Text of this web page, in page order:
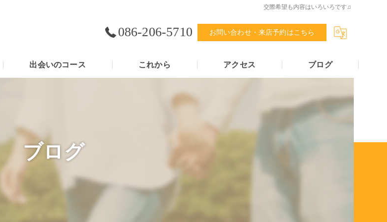
交際希望も内容はいろいろです♫
086-206-5710 お問い合わせ・来店予約はこちら
出会いのコース これから アクセス ブログ
ブログ